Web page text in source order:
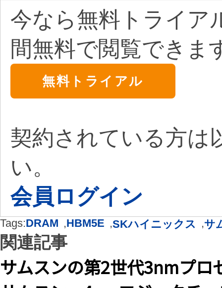
今なら無料トライア
間無料で閲覧できま
無料トライアル
契約されている方は
い。
会員ログイン
Tags:DRAM ,HBM5E ,SKハイニックス ,サ
関連記事
サムスンの第2世代3nmプロ